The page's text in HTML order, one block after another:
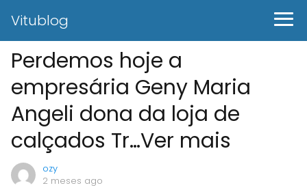
Vitublog
Perdemos hoje a
empresária Geny Maria
Angeli dona da loja de
calçados Tr…Ver mais
ozy
2 meses ago